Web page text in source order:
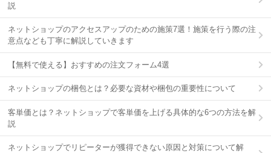
説
ネットショップのアクセスアップのための施策7選！施策を行う際の注
意点なども丁寧に解説していきます
【無料で使える】おすすめの注文フォーム4選
ネットショップの梱包とは？必要な資材や梱包の重要性について
客単価とは？ネットショップで客単価を上げる具体的な6つの方法を解
説
ネットショップでリピーターが獲得できない原因と対策について解